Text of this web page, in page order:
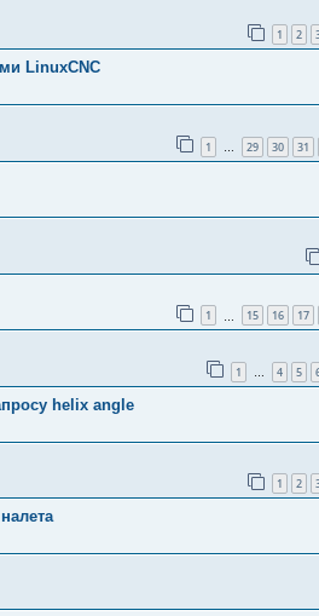
1 2
LinuxCNC
1 … 29 30 31
1 15 16 17
1 … 4 5
helix angle
1 2